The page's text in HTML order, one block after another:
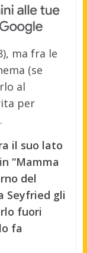
ma fra le
(se
al
per
il suo lato
“Mamma
del
Seyfried gli
fuori
fa